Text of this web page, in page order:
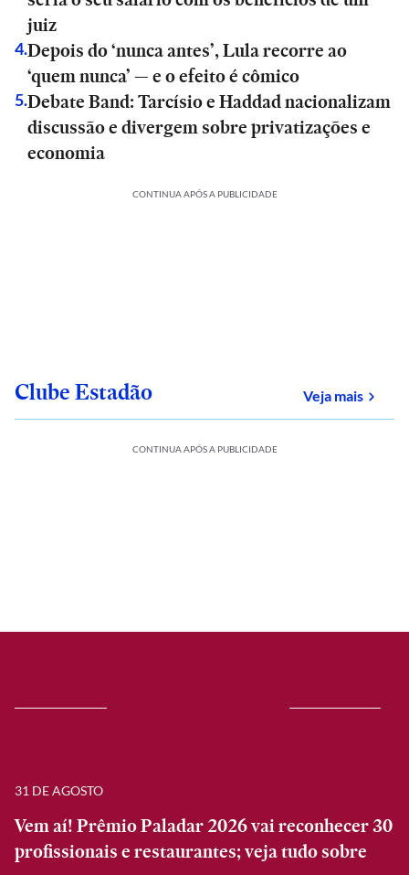
juiz
4.Depois do ‘nunca antes’, Lula recorre ao
‘quem nunca’ — e o efeito é cômico
5.Debate Band: Tarcísio e Haddad nacionalizam
discussão e divergem sobre privatizações e
economia
CONTINUA APÓS A PUBLICIDADE
Clube Estadão Veja maissobre
CONTINUA APÓS A PUBLICIDADE
31 DE AGOSTO
Vem aí! Prêmio Paladar 2026 vai reconhecer 30
profissionais e restaurantes; veja tudo sobre